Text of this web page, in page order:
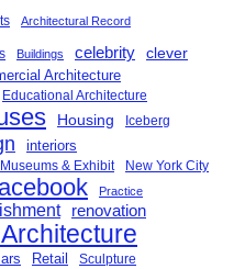
Architectural Record
Buildings celebrity clever
Architecture
Educational Architecture
Housing Iceberg
interiors
Museums & Exhibit New York City
Practice
renovation
Retail Sculpture